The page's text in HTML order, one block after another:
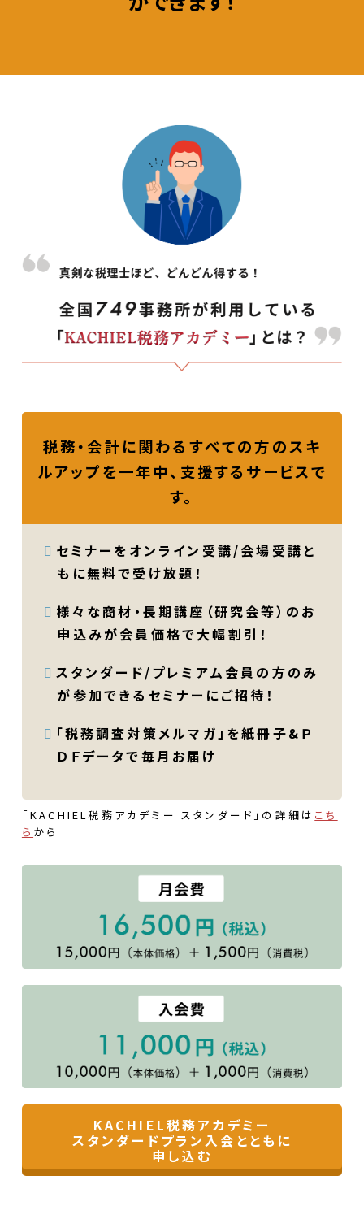
税務・会計に関わるすべての方のスキ
ルアップを一年中、支援するサービスで
す。
セミナーをオンライン受講/会場受講と
もに無料で受け放題！
様々な商材・長期講座（研究会等）のお
申込みが会員価格で大幅割引！
スタンダード/プレミアム会員の方のみ
が参加できるセミナーにご招待！
「税務調査対策メルマガ」を紙冊子&Ｐ
ＤＦデータで毎月お届け
「KACHIEL税務アカデミー スタンダード」の詳細は こち
ら から
KACHIEL税務アカデミー
スタンダードプラン入会とともに
申し込む